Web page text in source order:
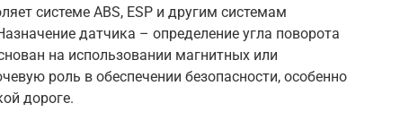
системе ABS, ESP и другим системам
датчика – определение угла поворота
на использовании магнитных или
роль в обеспечении безопасности, особенно
дороге.